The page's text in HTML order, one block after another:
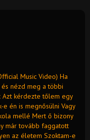
Music Video) Ha
nézd meg a többi
Azt kérdezte tőlem egy
e én is megnősülni Vagy
mellé Mert ő bizony
már tovább faggatott
az életem Szoktam-e